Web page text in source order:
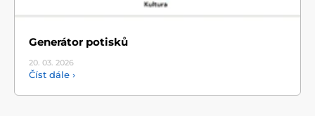
Generátor potisků
20. 03. 2026
Číst dále ›